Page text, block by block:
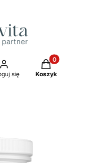
się
Produkty w
Koszyk